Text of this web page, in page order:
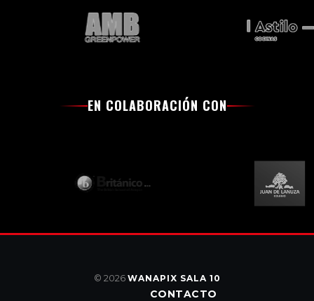
EN COLABORACIÓN CON
© 2026 WANAPIX SALA 10
CONTACTO